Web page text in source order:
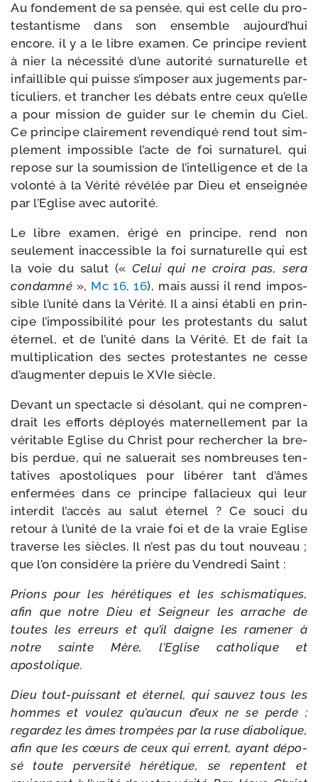
Au fon­de­ment de sa pen­sée, qui est celle du pro­
tes­tan­tisme dans son ensemble aujourd’hui
encore, il y a le libre exa­men. Ce prin­cipe revient
à nier la néces­si­té d’une auto­ri­té sur­na­tu­relle et
infaillible qui puisse s’imposer aux juge­ments par­
ti­cu­liers, et tran­cher les débats entre ceux qu’elle
a pour mis­sion de gui­der sur le che­min du Ciel.
Ce prin­cipe clai­re­ment reven­di­qué rend tout sim­
ple­ment impos­sible l’acte de foi sur­na­tu­rel, qui
repose sur la sou­mis­sion de l’intelligence et de la
volon­té à la Vérité révé­lée par Dieu et ensei­gnée
par l’Eglise avec autorité.
Le libre exa­men, éri­gé en prin­cipe, rend non
seule­ment inac­ces­sible la foi sur­na­tu­relle qui est
la voie du salut («Celui qui ne croi­ra pas, sera
condam­né », Mc 16, 16), mais aus­si il rend impos­
sible l’unité dans la Vérité. Il a ain­si éta­bli en prin­
cipe l’impossibilité pour les pro­tes­tants du salut
éter­nel, et de l’unité dans la Vérité. Et de fait la
mul­ti­pli­ca­tion des sectes pro­tes­tantes ne cesse
d’augmenter depuis le XVIe siècle.
Devant un spec­tacle si déso­lant, qui ne com­pren­
drait les efforts déployés mater­nel­le­ment par la
véri­table Eglise du Christ pour recher­cher la bre­
bis per­due, qui ne salue­rait ses nom­breuses ten­
ta­tives apos­to­liques pour libé­rer tant d’âmes
enfer­mées dans ce prin­cipe fal­la­cieux qui leur
inter­dit l’accès au salut éter­nel ? Ce sou­ci du
retour à l’unité de la vraie foi et de la vraie Eglise
tra­verse les siècles. Il n’est pas du tout nou­veau ;
que l’on consi­dère la prière du Vendredi Saint :
Prions pour les héré­tiques et les schis­ma­tiques,
afin que notre Dieu et Seigneur les arrache de
toutes les erreurs et qu’il daigne les rame­ner à
notre sainte Mère, l’Eglise catho­lique et
apostolique.
Dieu tout-​puissant et éter­nel, qui sau­vez tous les
hommes et vou­lez qu’aucun d’eux ne se perde ;
regar­dez les âmes trom­pées par la ruse dia­bo­lique,
afin que les cœurs de ceux qui errent, ayant dépo­
sé toute per­ver­si­té héré­tique, se repentent et